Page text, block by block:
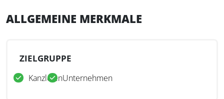
ALLGEMEINE MERKMALE
ZIELGRUPPE
KanzleienUnternehmen